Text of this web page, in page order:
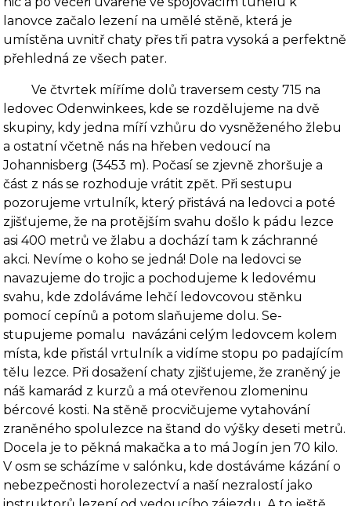
lanovce začalo lezení na umělé stěně, která je
umístěna uv­nitř chaty přes tři patra vysoká a perfektně
přehledná ze všech pater.
Ve čtvrtek míříme dolů traversem cesty 715 na
ledovec Odenwinkees, kde se rozdělu­jeme na dvě
skupiny, kdy jedna míří vzhůru do vysněženého žlebu
a ostatní včetně nás na hřeben vedoucí na
Johannisberg (3453 m). Počasí se zjevně zhoršuje a
část z nás se rozhoduje vrátit zpět. Při sestupu
pozorujeme vrtulník, který přistává na ledovci a poté
zjišťujeme, že na pro­tějším svahu došlo k pádu lezce
asi 400 metrů ve žlabu a dochází tam k záchranné
akci. Ne­víme o koho se jedná! Dole na ledovci se
navazujeme do trojic a pochodujeme k ledovému
svahu, kde zdoláváme lehčí ledovcovou stěnku
pomocí cepínů a potom slaňujeme dolu. Se­
stupujeme pomalu navázáni celým ledovcem kolem
místa, kde přistál vrtulník a vidíme stopu po padajícím
tělu lezce. Při dosažení chaty zjišťujeme, že zraněný je
náš kamarád z kurzů a má otevřenou zlomeninu
bércové kosti. Na stěně procvičujeme vytahování
zraněného spolu­lezce na štand do výšky deseti metrů.
Docela je to pěkná makačka a to má Jogín jen 70 kilo.
V osm se scházíme v salónku, kde dostáváme kázání o
nebezpečnosti horolezectví a naší ne­zralostí jako